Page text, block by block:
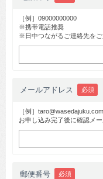
［例］09000000000
※携帯電話推奨
※日中つながるご連絡先をご
メールアドレス 必須
［例］taro@wasedajuku.com
お申し込み完了後に確認メ
郵便番号 必須